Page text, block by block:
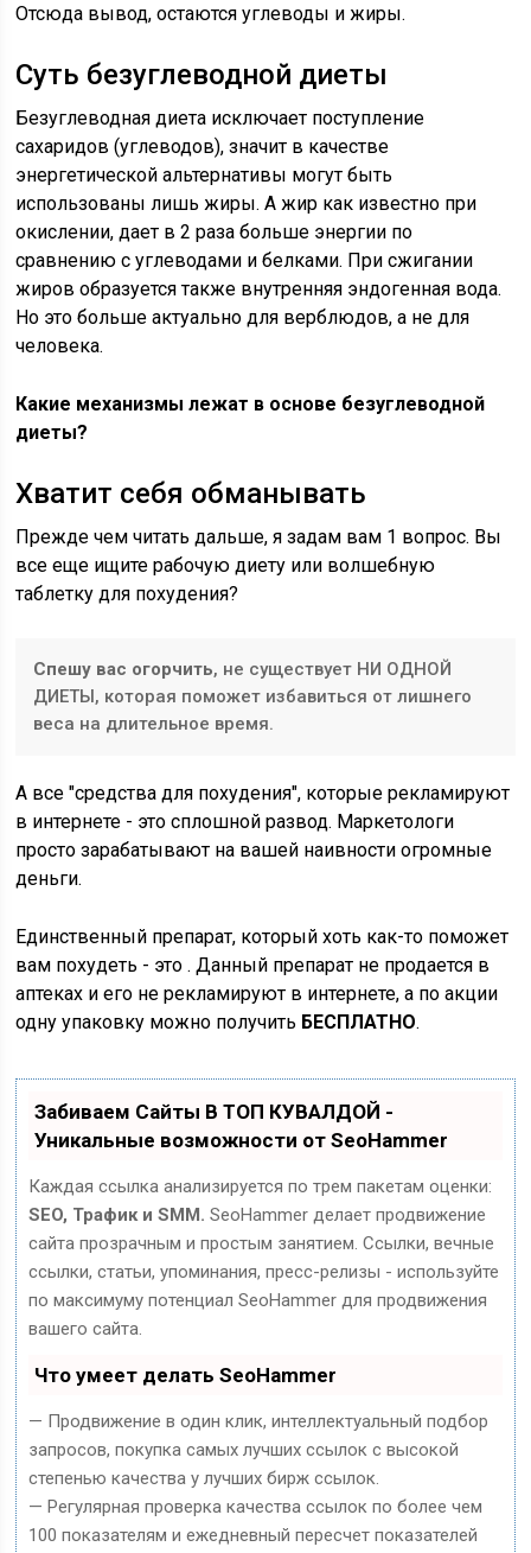
Отсюда вывод, остаются углеводы и жиры.
Суть безуглеводной диеты
Безуглеводная диета исключает поступление
сахаридов (углеводов), значит в качестве
энергетической альтернативы могут быть
использованы лишь жиры. А жир как известно при
окислении, дает в 2 раза больше энергии по
сравнению с углеводами и белками. При сжигании
жиров образуется также внутренняя эндогенная вода.
Но это больше актуально для верблюдов, а не для
человека.
Какие механизмы лежат в основе безуглеводной
диеты?
Хватит себя обманывать
Прежде чем читать дальше, я задам вам 1 вопрос. Вы
все еще ищите рабочую диету или волшебную
таблетку для похудения?
Спешу вас огорчить, не существует НИ ОДНОЙ
ДИЕТЫ, которая поможет избавиться от лишнего
веса на длительное время.
А все "средства для похудения", которые рекламируют
в интернете - это сплошной развод. Маркетологи
просто зарабатывают на вашей наивности огромные
деньги.
Единственный препарат, который хоть как-то поможет
вам похудеть - это . Данный препарат не продается в
аптеках и его не рекламируют в интернете, а по акции
одну упаковку можно получить БЕСПЛАТНО.
Забиваем Сайты В ТОП КУВАЛДОЙ -
Уникальные возможности от SeoHammer
Каждая ссылка анализируется по трем пакетам оценки:
SEO, Трафик и SMM. SeoHammer делает продвижение
сайта прозрачным и простым занятием. Ссылки, вечные
ссылки, статьи, упоминания, пресс-релизы - используйте
по максимуму потенциал SeoHammer для продвижения
вашего сайта.
Что умеет делать SeoHammer
— Продвижение в один клик, интеллектуальный подбор
запросов, покупка самых лучших ссылок с высокой
степенью качества у лучших бирж ссылок.
— Регулярная проверка качества ссылок по более чем
100 показателям и ежедневный пересчет показателей